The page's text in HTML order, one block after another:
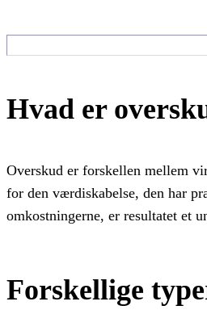
Hvad er
Overskud er forskellen mellem
for den værdiskabelse, den har
omkostningerne, er resultatet et
Forskellige